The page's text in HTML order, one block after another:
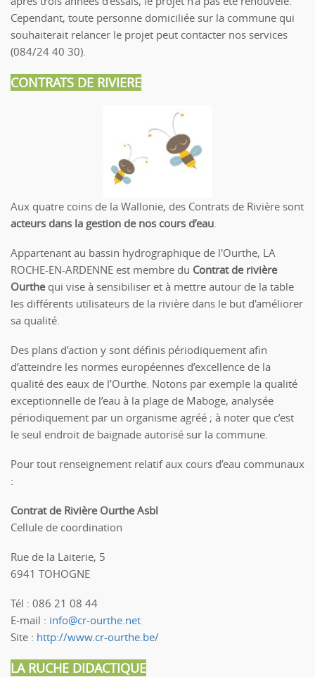
Cependant, toute personne domiciliée sur la commune qui
souhaiterait relancer le projet peut contacter nos services
(084/24 40 30).
CONTRATS DE RIVIERE
Aux quatre coins de la Wallonie, des Contrats de Rivière sont
acteurs dans la gestion de nos cours d’eau.
Appartenant au bassin hydrographique de l'Ourthe, LA
ROCHE-EN-ARDENNE est membre du Contrat de rivière
Ourthe qui vise à sensibiliser et à mettre autour de la table
les différents utilisateurs de la rivière dans le but d'améliorer
sa qualité.
Des plans d’action y sont définis périodiquement afin
d’atteindre les normes européennes d’excellence de la
qualité des eaux de l’Ourthe. Notons par exemple la qualité
exceptionnelle de l’eau à la plage de Maboge, analysée
périodiquement par un organisme agréé ; à noter que c’est
le seul endroit de baignade autorisé sur la commune.
Pour tout renseignement relatif aux cours d’eau communaux
:
Contrat de Rivière Ourthe Asbl
Cellule de coordination
Rue de la Laiterie, 5
6941 TOHOGNE
Tél : 086 21 08 44
E-mail : info@cr-ourthe.net
Site : http://www.cr-ourthe.be/
LA RUCHE DIDACTIQUE